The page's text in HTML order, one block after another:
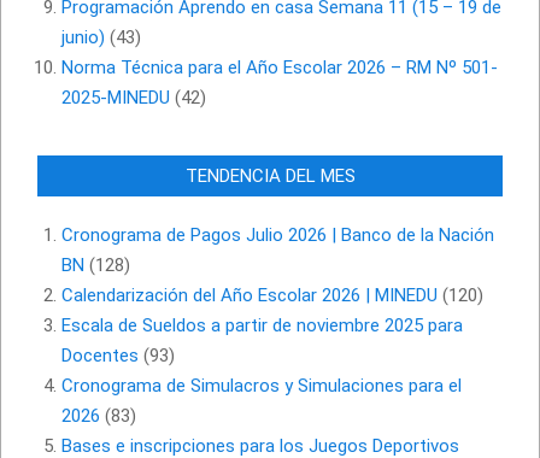
Programación Aprendo en casa Semana 11 (15 – 19 de
junio) (43)
Norma Técnica para el Año Escolar 2026 – RM Nº 501-
2025-MINEDU (42)
TENDENCIA DEL MES
Cronograma de Pagos Julio 2026 | Banco de la Nación
BN (128)
Calendarización del Año Escolar 2026 | MINEDU (120)
Escala de Sueldos a partir de noviembre 2025 para
Docentes (93)
Cronograma de Simulacros y Simulaciones para el
2026 (83)
Bases e inscripciones para los Juegos Deportivos